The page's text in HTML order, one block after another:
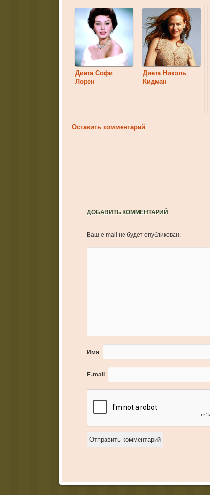
Диета Софи
Лорен
Диета Николь
Кидман
Оставить комментарий
ДОБАВИТЬ КОММЕНТАРИЙ
Ваш e-mail не будет опубликован.
Имя
E-mail